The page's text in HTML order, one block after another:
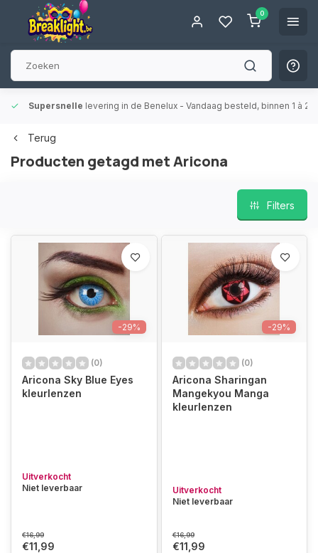
0
Supersnelle levering in de Benelux - Vandaag besteld, binnen 1 à 2
Terug
Producten getagd met Aricona
Filters
-29%
(0)
Aricona Sky Blue Eyes
kleurlenzen
Uitverkocht
Niet leverbaar
€16,99
€11,99
-29%
(0)
Aricona Sharingan
Mangekyou Manga
kleurlenzen
Uitverkocht
Niet leverbaar
€16,99
€11,99